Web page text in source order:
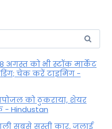
अगस्त को भी स्टॉक मार्केट
चेक करें टाइमिंग -
को ठुकराया, शेयर
Hindustan
सबसे सस्ती कार, जुलाई